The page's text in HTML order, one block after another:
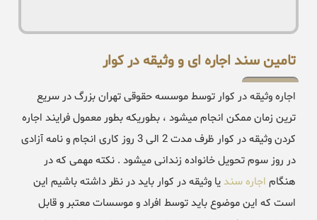
تامین سند اجاره ای و وثیقه در کوار
اجاره وثیقه در کوار توسط موسسه حقوقی تهران بزرگ در سریع
ترین زمان ممکن انجام میشود ، بطوریکه بطور معمول فرایند اجاره
کردن وثیقه در کوار ظرف مدت 2 الی 3 روز کاری انجام و نامه آزادی
در روز سوم تحویل خانواده زندانی میشود . نکته مهمی که در
هنگام اجاره سندیا وثیقه در کوار باید در نظر داشته باشیم این
است که این موضوع باید توسط افراد و موسسات معتبر و قابل